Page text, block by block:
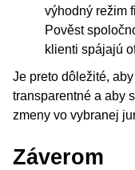
výhodný režim
Pověst
klienti spájajú
Je preto dôležité,
transparentné a aby
zmeny vo vybranej
Záverom